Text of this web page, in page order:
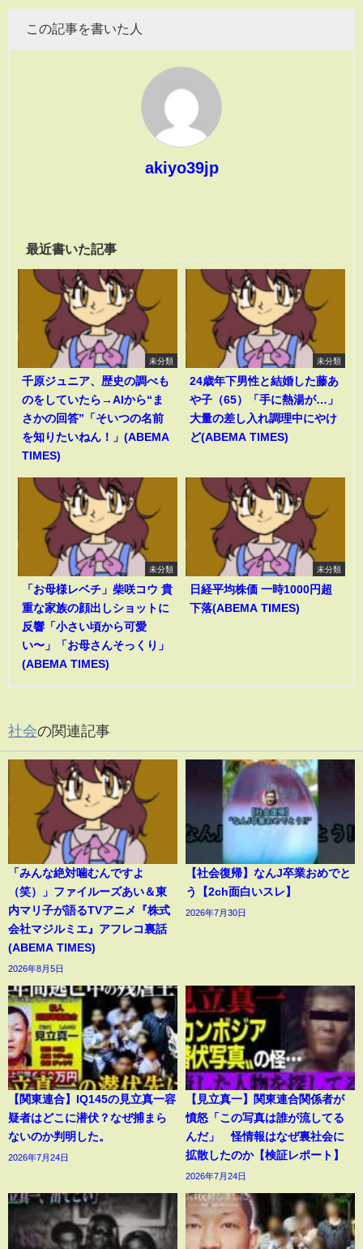
この記事を書いた人
akiyo39jp
最近書いた記事
未分類
千原ジュニア、歴史の調べも
のをしていたら→AIから“ま
さかの回答”「そいつの名前
を知りたいねん！」(ABEMA
TIMES)
未分類
24歳年下男性と結婚した藤あ
や子（65）「手に熱湯が…」
大量の差し入れ調理中にやけ
ど(ABEMA TIMES)
未分類
「お母様レベチ」柴咲コウ 貴
重な家族の顔出しショットに
反響「小さい頃から可愛
い〜」「お母さんそっくり」
(ABEMA TIMES)
未分類
日経平均株価 一時1000円超
下落(ABEMA TIMES)
社会の関連記事
「みんな絶対噛むんですよ
（笑）」ファイルーズあい＆東
内マリ子が語るTVアニメ『株式
会社マジルミエ』アフレコ裏話
(ABEMA TIMES)
2026年8月5日
【社会復帰】なんJ卒業おめでと
う【2ch面白いスレ】
2026年7月30日
【関東連合】IQ145の見立真一容
疑者はどこに潜伏？なぜ捕まら
ないのか判明した。
2026年7月24日
【見立真一】関東連合関係者が
憤怒「この写真は誰が流してる
んだ」 怪情報はなぜ裏社会に
拡散したのか【検証レポート】
2026年7月24日